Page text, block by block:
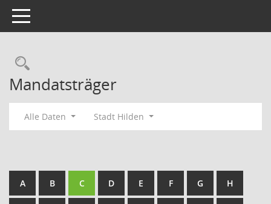
Toggle navigation
Rechercheauswahl
Mandatsträger
Alle Daten Stadt Hilden
A B C D E F G H